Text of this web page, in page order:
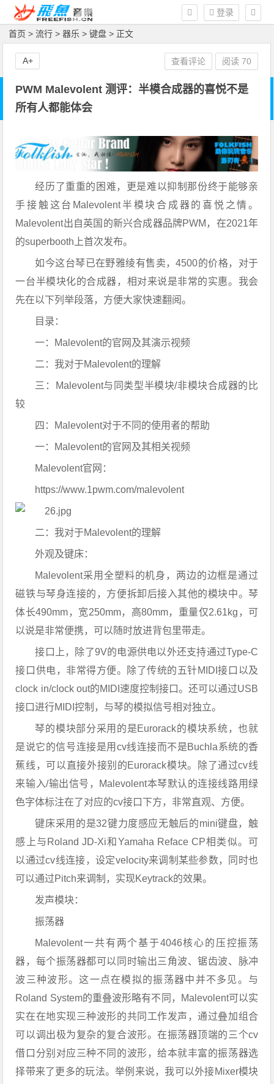
登录
首页 >流行 >器乐 >键盘 > 正文
PWM Malevolent 测评：半模合成器的喜悦不是
所有人都能体会
经历了重重的困难，更是难以抑制那份终于能够亲
手接触这台Malevolent半模块合成器的喜悦之情。
Malevolent出自英国的新兴合成器品牌PWM，在2021年
的superbooth上首次发布。
如今这台琴已在野雅绫有售卖，4500的价格，对于
一台半模块化的合成器，相对来说是非常的实惠。我会
先在以下列举段落，方便大家快速翻阅。
目录：
一：Malevolent的官网及其演示视频
二：我对于Malevolent的理解
三：Malevolent与同类型半模块/非模块合成器的比
较
四：Malevolent对于不同的使用者的帮助
一：Malevolent的官网及其相关视频
Malevolent官网：
https://www.1pwm.com/malevolent
二：我对于Malevolent的理解
外观及键床：
Malevolent采用全塑料的机身，两边的边框是通过
磁铁与琴身连接的，方便拆卸后接入其他的模块中。琴
体长490mm，宽250mm，高80mm，重量仅2.61kg，可
以说是非常便携，可以随时放进背包里带走。
接口上，除了9V的电源供电以外还支持通过Type-C
接口供电，非常得方便。除了传统的五针MIDI接口以及
clock in/clock out的MIDI速度控制接口。还可以通过USB
接口进行MIDI控制，与琴的模拟信号相对独立。
琴的模块部分采用的是Eurorack的模块系统，也就
是说它的信号连接是用cv线连接而不是Buchla系统的香
蕉线，可以直接外接别的Eurorack模块。除了通过cv线
来输入/输出信号，Malevolent本琴默认的连接线路用绿
色字体标注在了对应的cv接口下方，非常直观、方便。
键床采用的是32键力度感应无触后的mini键盘，触
感上与Roland JD-Xi和Yamaha Reface CP相类似。可
以通过cv线连接，设定velocity来调制某些参数，同时也
可以通过Pitch来调制，实现Keytrack的效果。
发声模块：
振荡器
Malevolent一共有两个基于4046核心的压控振荡
器，每个振荡器都可以同时输出三角波、锯齿波、脉冲
波三种波形。这一点在模拟的振荡器中并不多见。与
Roland System的重叠波形略有不同，Malevolent可以实
实在在地实现三种波形的共同工作发声，通过叠加组合
可以调出极为复杂的复合波形。在振荡器顶端的三个cv
借口分别对应三种不同的波形，给本就丰富的振荡器选
择带来了更多的玩法。举例来说，我可以外接Mixer模块
查看评论 阅读70
A+